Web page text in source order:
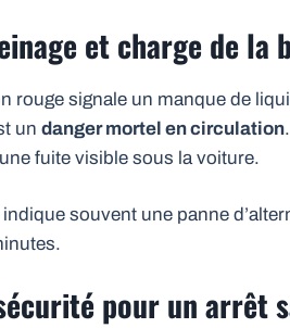
et charge de la
rouge signale un manque de
un danger mortel en circulation
fuite visible sous la voiture.
souvent une panne
pour un arrêt